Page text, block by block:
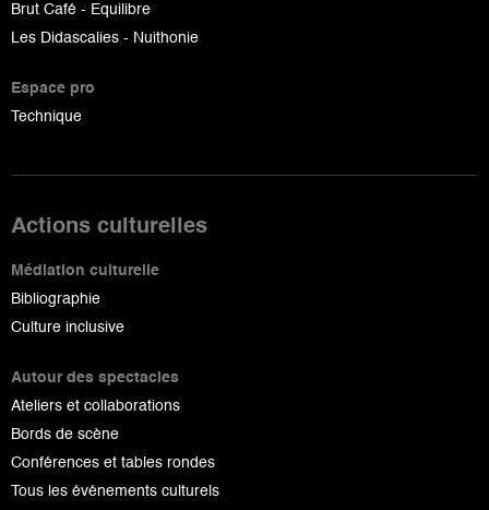
Brut Café - Equilibre
Les Didascalies - Nuithonie
Espace pro
Technique
Actions culturelles
Médiation culturelle
Bibliographie
Culture inclusive
Autour des spectacles
Ateliers et collaborations
Bords de scène
Conférences et tables rondes
Tous les événements culturels